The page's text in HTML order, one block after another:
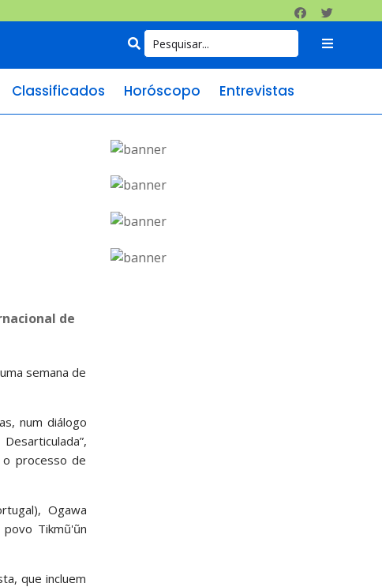
Classificados Horóscopo Entrevistas
de
semana de
num diálogo
processo de
Ogawa
Tikmũ'ũn
que incluem